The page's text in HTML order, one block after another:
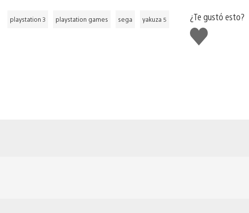
playstation 3 playstation games sega yakuza 5
¿Te gustó esto?
Me
gusta